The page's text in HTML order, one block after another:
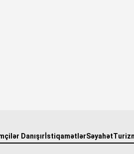
Danışır İstiqamətlərSəyahət